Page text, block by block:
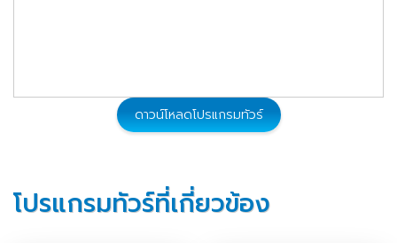
21 - 24 ต.ค. 2569 15,999 จองทัวร์
ดาวน์โหลดโปรแกรมทัวร์
โปรแกรมทัวร์ที่เกี่ยวข้อง